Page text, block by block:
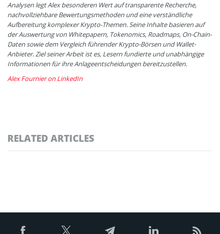
Analysen legt Alex besonderen Wert auf transparente Recherche,
nachvollziehbare Bewertungsmethoden und eine verständliche
Aufbereitung komplexer Krypto-Themen. Seine Inhalte basieren auf
der Auswertung von Whitepapern, Tokenomics, Roadmaps, On-Chain-
Daten sowie dem Vergleich führender Krypto-Börsen und Wallet-
Anbieter. Ziel seiner Arbeit ist es, Lesern fundierte und unabhängige
Informationen für ihre Anlageentscheidungen bereitzustellen.
Alex Fournier on LinkedIn
RELATED ARTICLES